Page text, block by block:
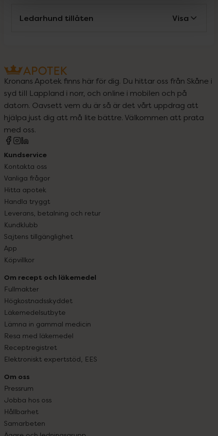
Ledarhund tillåten Visa
Kronans Apotek finns här för dig. Du hittar oss från Skåne i
syd till Lappland i norr, och online i mobilen och på
datorn. Oavsett vem du är så är det vårt uppdrag att
hjälpa just dig att må lite bättre. Välkommen att prata
med oss.
Kundservice
Kontakta oss
Vanliga frågor
Hitta apotek
Handla tryggt
Leverans, betalning och retur
Kundklubb
Sajtens tillgänglighet
App
Köpvillkor
Om recept och läkemedel
Fullmakter
Högkostnadsskyddet
Läkemedelsutbyte
Lämna in gammal medicin
Resa med läkemedel
Receptregistret
Elektroniskt expertstöd, EES
Om oss
Pressrum
Jobba hos oss
Hållbarhet
Samarbeten